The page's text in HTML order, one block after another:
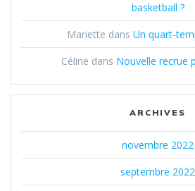
basketball ?
Mariette dans Un quart-
Céline dans Nouvelle recrue
ARCHIVES
novembre 2022
septembre 2022